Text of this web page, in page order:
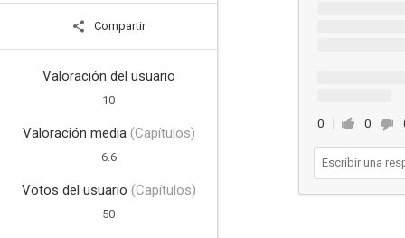
Compartir
Valoración del usuario
10
Valoración media (Capítulos)
6.6
Votos del usuario (Capítulos)
50
0 0